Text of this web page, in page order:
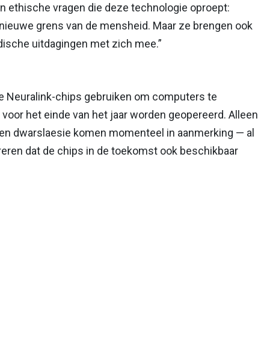
ethische vragen die deze technologie oproept:
grens van de mensheid. Maar ze brengen ook
uitdagingen met zich mee.”
Neuralink-chips gebruiken om computers te
het einde van het jaar worden geopereerd. Alleen
dwarslaesie komen momenteel in aanmerking — al
dat de chips in de toekomst ook beschikbaar